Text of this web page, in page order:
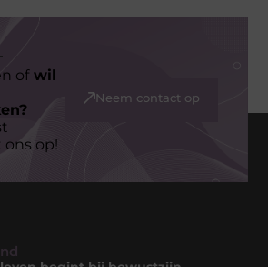
ofwil
op!
Neem contact op